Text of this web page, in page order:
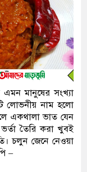
মানুষের সংখ্যা
লোভনীয় নাম হলো
একথালা ভাত যেন
তৈরি করা খুবই
চলুন জেনে নেওয়া
–